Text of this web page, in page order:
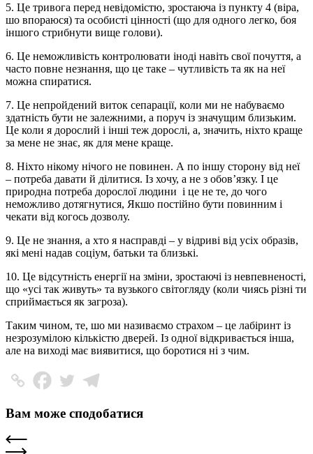
5. Це тривога перед невідомістю, зростаюча із пункту 4 (віра,
шо впораюся) та особисті цінності (що для одного легко, боя
іншого стрибнути вище голови).
6. Це неможливість контролювати іноді навіть свої почуття, а
часто повне незнання, що це таке – чутливість та як на неї
можна спиратися.
7. Це непройдений виток сепарації, коли ми не набуваємо
здатність бути не залежними, а поруч із значущим близьким.
Це коли я дорослий і інші теж дорослі, а, значить, ніхто краще
за мене не знає, як для мене краще.
8. Ніхто нікому нічого не повинен. А по іншу сторону від неї
– потреба давати й ділитися. Із хочу, а не з обов’язку. І це
природна потреба дорослої людини і це не те, до чого
неможливо дотягнутися, Якшо постійно бути повинним і
чекати від когось дозволу.
9. Це не знання, а хто я насправді – у відриві від усіх образів,
які мені надав соціум, батьки та близькі.
10. Це відсутність енергії на зміни, зростаючі із невпевненості,
що «усі так живуть» та вузького світогляду (коли чиясь різні ти
сприймається як загроза).
Таким чином, те, шо ми називаємо страхом – це лабіринт із
незрозумілою кількістю дверей. Із одної відкривається інша,
але на виході має виявитися, що боротися ні з чим.
Вам може сподобатися